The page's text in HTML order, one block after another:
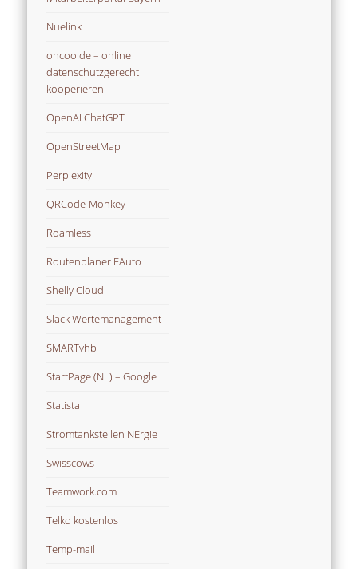
Nuelink
oncoo.de – online
datenschutzgerecht
kooperieren
OpenAI ChatGPT
OpenStreetMap
Perplexity
QRCode-Monkey
Roamless
Routenplaner EAuto
Shelly Cloud
Slack Wertemanagement
SMARTvhb
StartPage (NL) – Google
Statista
Stromtankstellen NErgie
Swisscows
Teamwork.com
Telko kostenlos
Temp-mail